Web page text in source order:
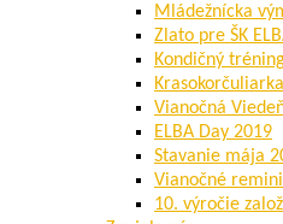
Mládežnícka
Zlato pre ŠK
Kondičný
Vianočná
ELBA Day 2019
Stavanie mája
Vianočné
10. výročie